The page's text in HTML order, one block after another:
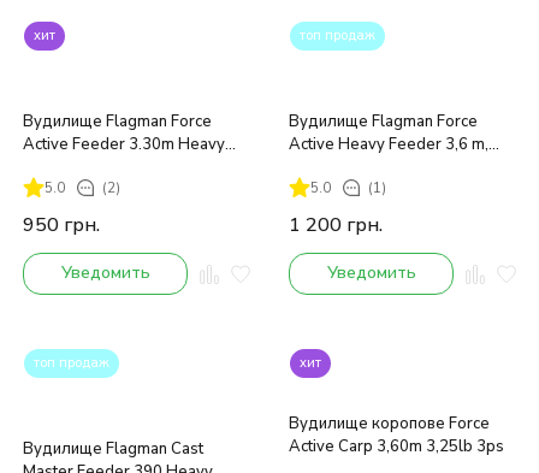
хит
Вудилище Flagman Force
Active Feeder 3.30m Heavy
5.0 (2)
950 грн.
Уведомить
топ продаж
Вудилище Flagman Force
Active Heavy Feeder 3,6 m,
5.0 (1)
1 200 грн.
Уведомить
топ продаж
Вудилище Flagman Cast
хит
Вудилище коропове Force
Active Carp 3,60m 3,25lb 3ps